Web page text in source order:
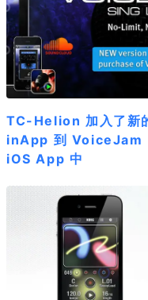
TC-Helion 加入了新
inApp 到 VoiceJam
iOS App 中